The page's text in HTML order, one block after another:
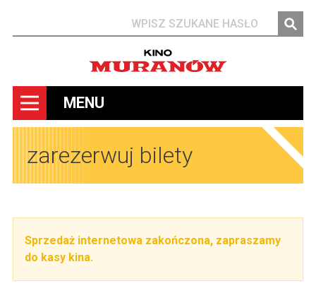
MENU
zarezerwuj bilety
Sprzedaż internetowa zakończona, zapraszamy
do kasy kina.